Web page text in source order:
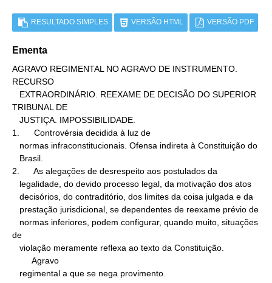
RESULTADO SIMPLES VERSÃO HTML VERSÃO PDF
Ementa
AGRAVO REGIMENTAL NO AGRAVO DE INSTRUMENTO.
RECURSO
TRIBUNAL DE
1.      Controvérsia decidida à luz de
2.      As alegações de desrespeito aos postulados da
de
   regimental a que se nega provimento.